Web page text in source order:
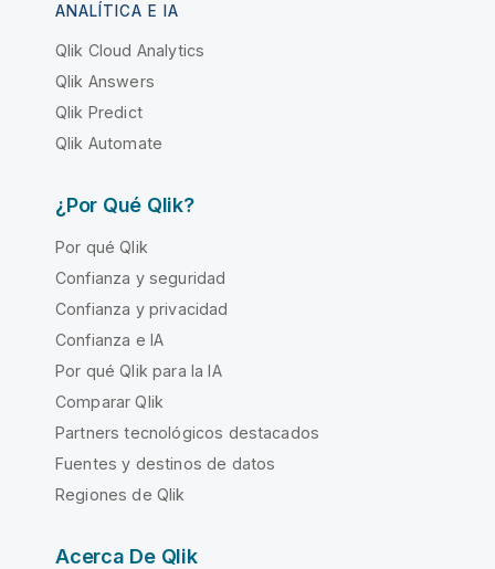
ANALÍTICA E IA
Qlik Cloud Analytics
Qlik Answers
Qlik Predict
Qlik Automate
¿Por Qué Qlik?
Por qué Qlik
Confianza y seguridad
Confianza y privacidad
Confianza e IA
Por qué Qlik para la IA
Comparar Qlik
Partners tecnológicos destacados
Fuentes y destinos de datos
Regiones de Qlik
Acerca De Qlik